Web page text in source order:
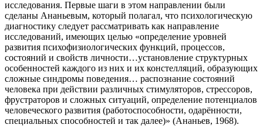
исследования. Первые шаги в этом направлении были
сделаны Ананьевым, который полагал, что психологическую
диагностику следует рассматривать как направление
исследований, имеющих целью «определение уровней
развития психофизиологических функций, процессов,
состояний и свойств личности…установление структурных
особенностей каждого из них и их констелляций, образующих
сложные синдромы поведения… распознание состояний
человека при действии различных стимуляторов, стрессоров,
фрустраторов и сложных ситуаций, определение потенциалов
человеческого развития (работоспособности, одарённости,
специальных способностей и так далее)» (Ананьев, 1968).